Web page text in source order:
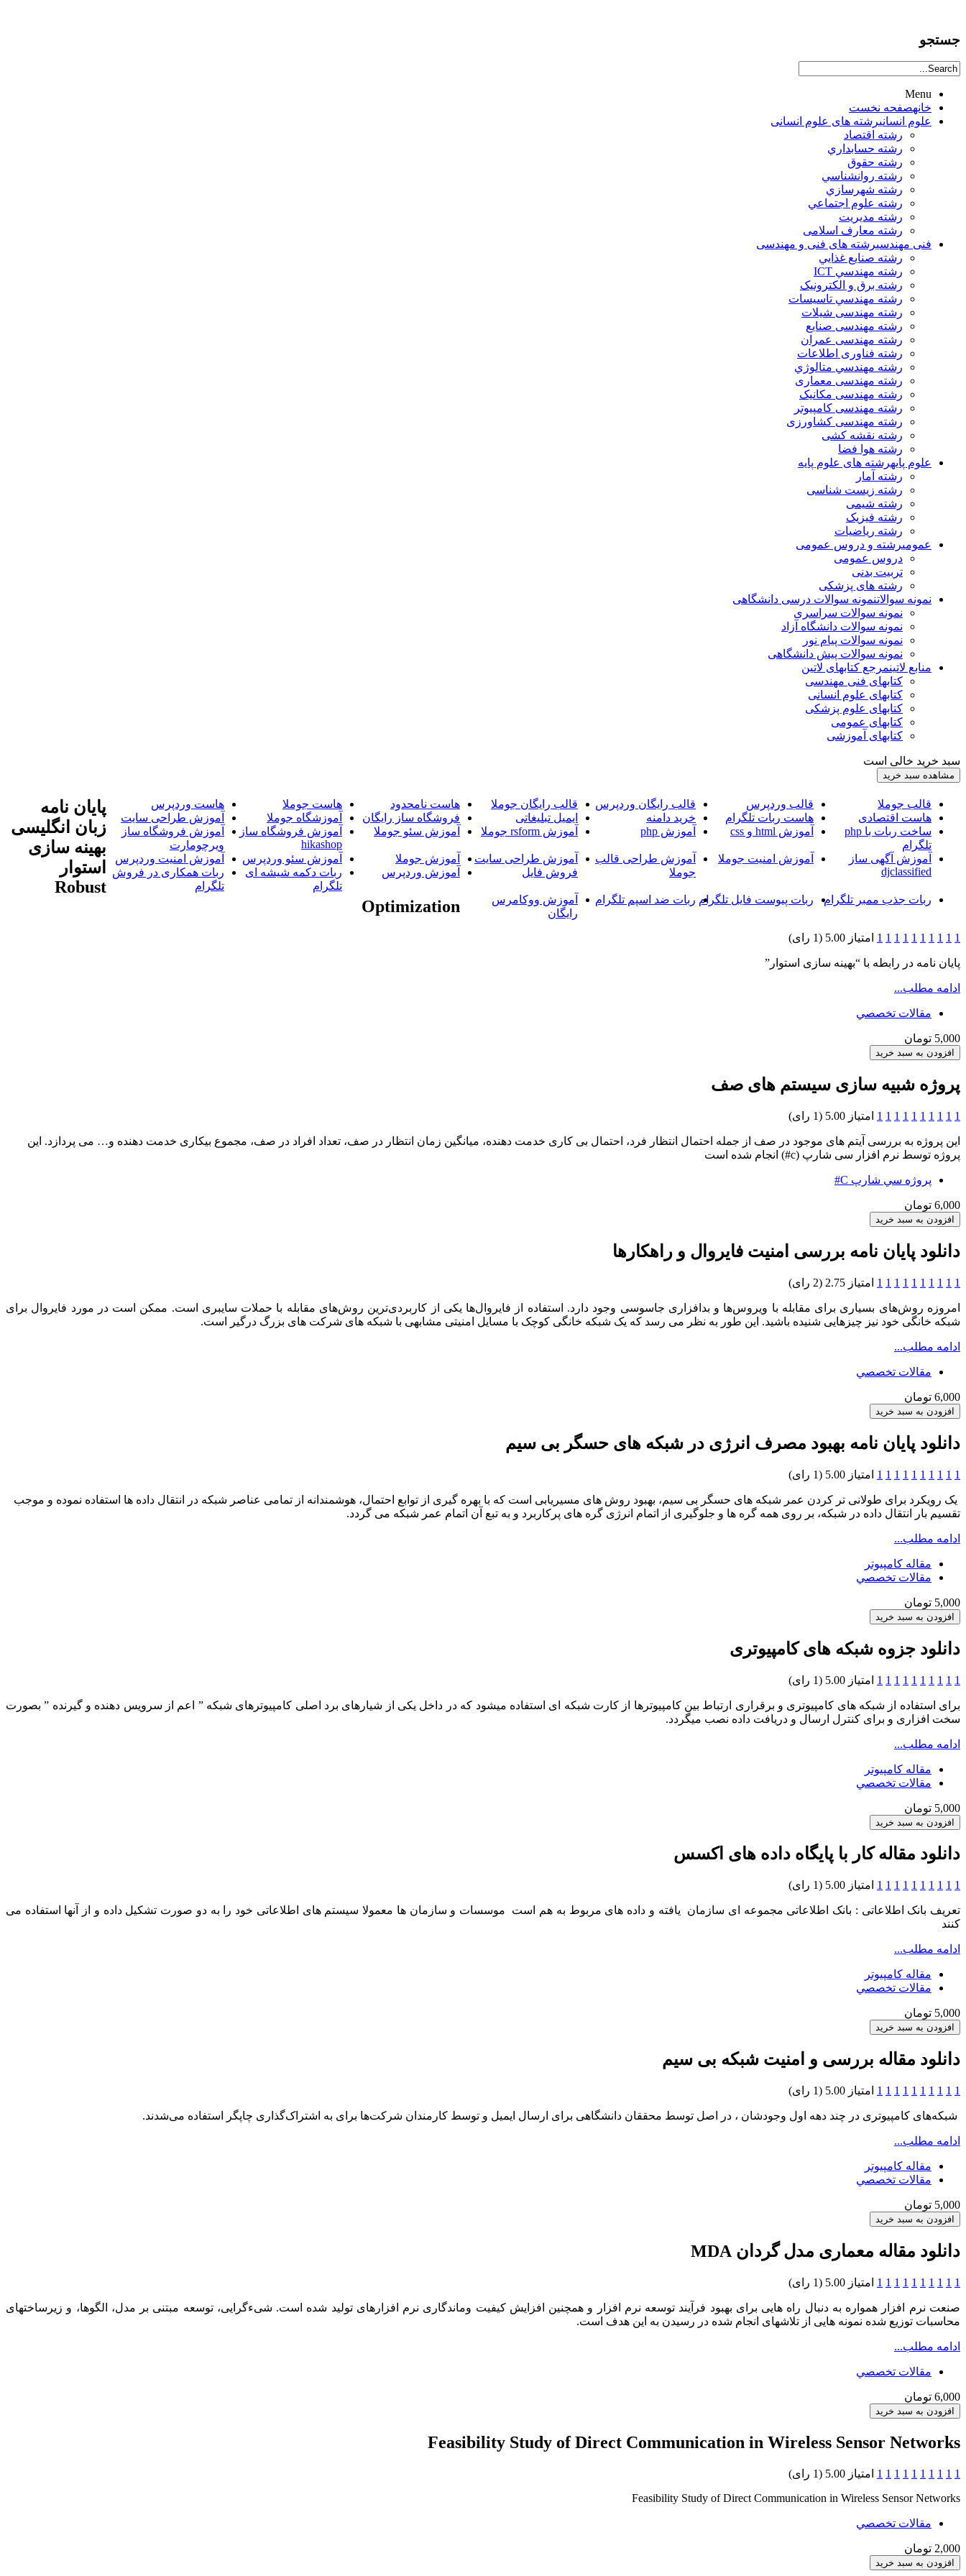
جستجو
Menu
خانهصفحه نخست
علوم انسانيرشته های علوم انسانی
رشته اقتصاد
رشته حسابداري
رشته حقوق
رشته روانشناسي
رشته شهرسازي
رشته علوم اجتماعي
رشته مديريت
رشته معارف اسلامی
فنی مهندسیرشته های فنی و مهندسی
رشته صنايع غذايي
رشته مهندسي ICT
رشته برق و الکترونيک
رشته مهندسي تاسيسات
رشته مهندسی شیلات
رشته مهندسی صنایع
رشته مهندسی عمران
رشته فناوری اطلاعات
رشته مهندسي متالوژي
رشته مهندسی معماری
رشته مهندسی مکانیک
رشته مهندسی کامپیوتر
رشته مهندسی کشاورزی
رشته نقشه کشی
رشته هوا فضا
علوم پایهرشته های علوم پایه
رشته آمار
رشته زیست شناسی
رشته شیمی
رشته فیزیک
رشته ریاضیات
عمومیرشته و دروس عمومی
دروس عمومی
تربیت بدنی
رشته های پزشکی
نمونه سوالاتنمونه سوالات درسی دانشگاهی
نمونه سوالات سراسری
نمونه سوالات دانشگاه آزاد
نمونه سوالات پیام نور
نمونه سوالات پیش دانشگاهی
منابع لاتینمرجع کتابهای لاتین
کتابهای فنی مهندسی
کتابهای علوم انسانی
کتابهای علوم پزشکی
کتابهای عمومی
کتابهای آموزشی
سبد خرید خالی است
قالب جوملا قالب وردپرس قالب رایگان وردپرس قالب رایگان جوملا هاست نامحدود هاست جوملا
هاست وردپرس
هاست اقتصادی
هاست ربات تلگرام خرید دامنه ایمیل تبلیغاتی فروشگاه ساز رایگان آموزشگاه جوملا
آموزش طراحی سایت
ساخت ربات با php
تلگرام
آموزش html و css آموزش php آموزش rsform جوملا آموزش سئو جوملا
آموزش فروشگاه ساز
hikashop
آموزش فروشگاه ساز
ویرچومارت
آموزش آگهی ساز
djclassified
آموزش امنیت جوملا
آموزش طراحی قالب
جوملا
آموزش طراحی سایت
فروش فایل
آموزش جوملا آموزش سئو وردپرس
آموزش امنیت وردپرس
آموزش وردپرس
ربات دکمه شیشه ای
تلگرام
ربات همکاری در فروش
تلگرام
ربات جذب ممبر تلگرام
ربات پیوست فایل تلگرام ربات ضد اسپم تلگرام
آموزش ووکامرس
رایگان
پایان نامه
زبان انگلیسی
بهینه سازی
استوار
Robust
Optimization
1
1
1
1
1
1
1
1
1
1 امتیاز 5.00 (1 رای)
پایان نامه در رابطه با “بهینه سازی استوار”
ادامه مطلب...
مقالات تخصصي
5,000 تومان
پروژه شبیه سازی سیستم های صف
1
1
1
1
1
1
1
1
1
1 امتیاز 5.00 (1 رای)
این پروژه به بررسی آیتم های موجود در صف از جمله احتمال انتظار فرد، احتمال بی کاری خدمت دهنده، میانگین زمان انتظار در صف، تعداد افراد در صف، مجموع بیکاری خدمت دهنده و… می پردازد. این
پروژه توسط نرم افزار سی شارپ (c#) انجام شده است
پروژه سي شارپ C#
6,000 تومان
دانلود پایان نامه بررسی امنیت فایروال و راهکارها
1
1
1
1
1
1
1
1
1
1 امتیاز 2.75 (2 رای)
امروزه روش‌های بسیاری برای مقابله با ویروس‌ها و بدافزاری جاسوسی وجود دارد. استفاده از فایروال‌ها یکی از کاربردی‌ترین روش‌های مقابله با حملات سایبری است. ممکن است در مورد فایروال برای
شبکه خانگی خود نیز چیزهایی شنیده باشید. این طور به نظر می رسد که یک شبکه خانگی کوچک با مسایل امنیتی مشابهی با شبکه های شرکت های بزرگ درگیر است.
ادامه مطلب...
مقالات تخصصي
6,000 تومان
دانلود پایان نامه بهبود مصرف انرژی در شبکه های حسگر بی سیم
1
1
1
1
1
1
1
1
1
1 امتیاز 5.00 (1 رای)
یک رویکرد برای طولانی تر کردن عمر شبکه های حسگر بی سیم، بهبود روش های مسیریابی است که با بهره گیری از توابع احتمال، هوشمندانه از تمامی عناصر شبکه در انتقال داده ها استفاده نموده و موجب
تقسیم بار انتقال داده در شبکه، بر روی همه گره ها و جلوگیری از اتمام انرژی گره های پرکاربرد و به تبع آن اتمام عمر شبکه می گردد.
ادامه مطلب...
مقاله کامپیوتر
مقالات تخصصي
5,000 تومان
دانلود جزوه شبکه های کامپیوتری
1
1
1
1
1
1
1
1
1
1 امتیاز 5.00 (1 رای)
برای استفاده از شبکه های کامپیوتری و برقراری ارتباط بین کامپیوترها از کارت شبکه ای استفاده میشود که در داخل یکی از شیارهای برد اصلی کامپیوترهای شبکه ” اعم از سرویس دهنده و گیرنده ” بصورت
سخت افزاری و برای کنترل ارسال و دریافت داده نصب میگردد.
ادامه مطلب...
مقاله کامپیوتر
مقالات تخصصي
5,000 تومان
دانلود مقاله کار با پایگاه داده های اکسس
1
1
1
1
1
1
1
1
1
1 امتیاز 5.00 (1 رای)
تعریف بانک اطلاعاتی : بانک اطلاعاتی مجموعه ای سازمان یافته و داده های مربوط به هم است موسسات و سازمان ها معمولا سیستم های اطلاعاتی خود را به دو صورت تشکیل داده و از آنها استفاده می
کنند
ادامه مطلب...
مقاله کامپیوتر
مقالات تخصصي
5,000 تومان
دانلود مقاله بررسی و امنیت شبکه بی سیم
1
1
1
1
1
1
1
1
1
1 امتیاز 5.00 (1 رای)
شبکه‌های کامپیوتری در چند دهه اول وجودشان ، در اصل توسط محققان دانشگاهی برای ارسال ایمیل و توسط کارمندان شرکت‌ها برای به اشتراک‌گذاری چاپگر استفاده می‌شدند.
ادامه مطلب...
مقاله کامپیوتر
مقالات تخصصي
5,000 تومان
دانلود مقاله معماری مدل گردان MDA
1
1
1
1
1
1
1
1
1
1 امتیاز 5.00 (1 رای)
صنعت نرم افزار همواره به دنبال راه هایی برای بهبود فرآیند توسعه نرم افزار و همچنین افزایش کیفیت وماندگاری نرم افزارهای تولید شده است. شیءگرایی، توسعه مبتنی بر مدل، الگوها، و زیرساختهای
محاسبات توزیع شده نمونه هایی از تلاشهای انجام شده در رسیدن به این هدف است.
ادامه مطلب...
مقالات تخصصي
6,000 تومان
Feasibility Study of Direct Communication in Wireless Sensor Networks
1
1
1
1
1
1
1
1
1
1 امتیاز 5.00 (1 رای)
Feasibility Study of Direct Communication in Wireless Sensor Networks
مقالات تخصصي
2,000 تومان